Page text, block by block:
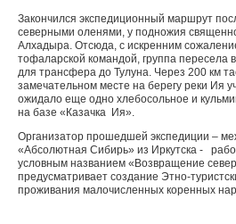
Закончился экспедиционный маршрут
северными оленями, у подножия
Алхадыра. Отсюда, с искренним
тофаларской командой, группа пересела
для трансфера до Тулуна. Через 200 км
замечательном месте на берегу реки Ия
ожидало еще одно хлебосольное и
на базе «Казачка Ия».
Организатор прошедшей экспедиции –
«Абсолютная Сибирь» из Иркутска -
условным названием «Возвращение
предусматривает создание Этно-
проживания малочисленных коренных